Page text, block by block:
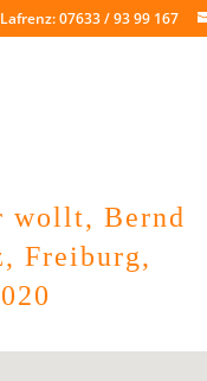
07633 / 93 99 167
wollt, Bernd
Freiburg,